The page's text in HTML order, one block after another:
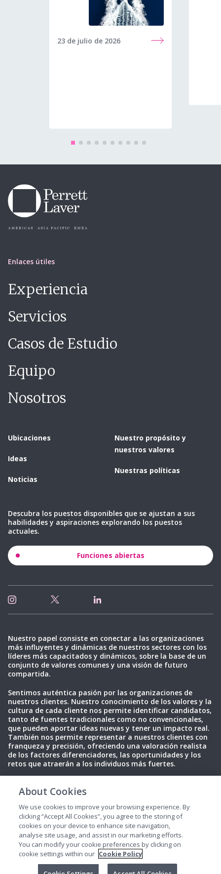
23 de julio de 2026
Enlaces útiles
Experiencia
Servicios
Casos de Estudio
Equipo
Nosotros
Ubicaciones
Ideas
Noticias
Nuestro propósito y
nuestros valores
Nuestras políticas
Descubra los puestos disponibles que se ajustan a sus
habilidades y aspiraciones explorando los puestos
actuales.
Funciones abiertas
Nuestro papel consiste en conectar a las organizaciones
más influyentes y dinámicas de nuestros sectores con los
líderes más capacitados y dinámicos, sobre la base de un
conjunto de valores comunes y una visión de futuro
compartida.
Sentimos auténtica pasión por las organizaciones de
nuestros clientes. Nuestro conocimiento de los valores y la
cultura de cada cliente nos permite identificar candidatos,
tanto de fuentes tradicionales como no convencionales,
que pueden aportar ideas nuevas y tener un impacto real.
También nos permite representar a nuestros clientes con
franqueza y precisión, ofreciendo una valoración realista
de los factores diferenciadores, las oportunidades y los
retos que atraerán a los individuos más fuertes.
2025 Perrett Laver. Todos los derechos reservados.
Política de privacidad Condiciones de uso Cookies
About Cookies
We use cookies to improve your browsing experience. By
clicking “Accept All Cookies”, you agree to the storing of
cookies on your device to enhance site navigation,
analyse site usage, and assist in our marketing efforts.
You can modify your cookie preferences by clicking on
cookie settings within our Cookie Policy